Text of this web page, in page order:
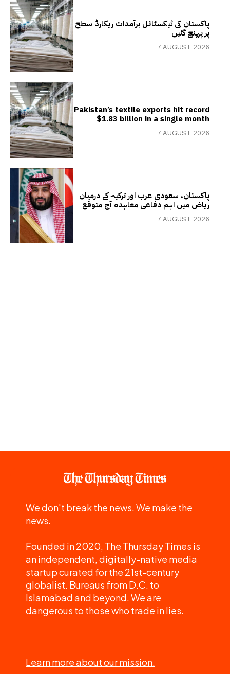
پاکستان کی ٹیکسٹائل برآمدات ریکارڈ سطح
پر پہنچ گئیں
7 AUGUST 2026
Pakistan’s textile exports hit record
$1.83 billion in a single month
7 AUGUST 2026
پاکستان، سعودی عرب اور ترکیہ کے درمیان
ریاض میں اہم دفاعی معاہدہ آج متوقع
7 AUGUST 2026
We don't break the news. We make the
news.
Founded in 2020, The Thursday Times is
an independent, digitally-native media
startup curated for the 21st-century
globalist. Bureaus from D.C. to
Islamabad and beyond. We are
dangerous to those who trade in lies.
Learn more about our mission.